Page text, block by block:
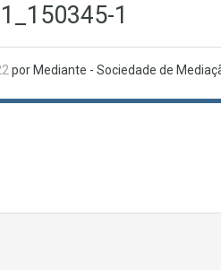
1
por Mediante - Sociedade de